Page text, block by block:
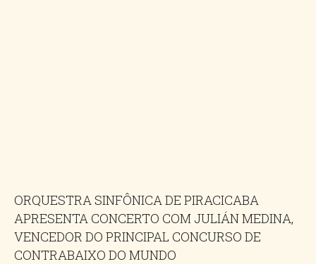
ORQUESTRA SINFÔNICA DE PIRACICABA
APRESENTA CONCERTO COM JULIÁN MEDINA,
VENCEDOR DO PRINCIPAL CONCURSO DE
CONTRABAIXO DO MUNDO